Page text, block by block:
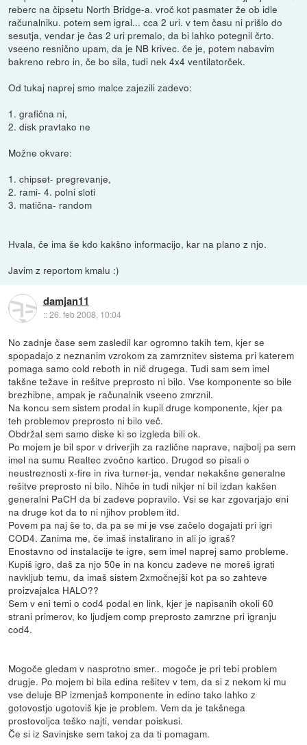
reberc na čipsetu North Bridge-a. vroč kot pasmater že ob idle
računalniku. potem sem igral... cca 2 uri. v tem času ni prišlo do
sesutja, vendar je čas 2 uri premalo, da bi lahko potegnil črto.
vseeno resnično upam, da je NB krivec. če je, potem nabavim
bakreno rebro in, če bo sila, tudi nek 4x4 ventilatorček.
Od tukaj naprej smo malce zajezili zadevo:
1. grafična ni,
2. disk pravtako ne
Možne okvare:
1. chipset- pregrevanje,
2. rami- 4. polni sloti
3. matična- random
Hvala, če ima še kdo kakšno informacijo, kar na plano z njo.
Javim z reportom kmalu :)
damjan11
::26. feb 2008, 10:04
No zadnje čase sem zasledil kar ogromno takih tem, kjer se
spopadajo z neznanim vzrokom za zamrznitev sistema pri katerem
pomaga samo cold reboth in nič drugega. Tudi sam sem imel
takšne težave in rešitve preprosto ni bilo. Vse komponente so bile
brezhibne, ampak je računalnik vseeno zmrznil.
Na koncu sem sistem prodal in kupil druge komponente, kjer pa
teh problemov preprosto ni bilo več.
Obdržal sem samo diske ki so izgleda bili ok.
Po mojem je bil spor v driverjih za različne naprave, najbolj pa sem
imel na sumu Realtec zvočno kartico. Drugod so pisali o
neustreznosti x-fire in riva turner-ja, vendar nekakšne generalne
rešitve preprosto ni bilo. Nihče in tudi nikjer ni bil izdan kakšen
generalni PaCH da bi zadeve popravilo. Vsi se kar zgovarjajo eni
na druge kot da to ni njihov problem itd.
Povem pa naj še to, da pa se mi je vse začelo dogajati pri igri
COD4. Zanima me, če imaš instalirano in ali jo igraš?
Enostavno od instalacije te igre, sem imel naprej samo probleme.
Kupiš igro, daš za njo 50e in na koncu zadeve ne moreš igrati
navkljub temu, da imaš sistem 2xmočnejši kot pa so zahteve
proizvajalca HALO??
Sem v eni temi o cod4 podal en link, kjer je napisanih okoli 60
strani primerov, ko ljudjem comp preprosto zamrzne pri igranju
cod4.
Mogoče gledam v nasprotno smer.. mogoče je pri tebi problem
drugje. Po mojem bi bila edina rešitev v tem, da si z nekom ki mu
vse deluje BP izmenjaš komponente in edino tako lahko z
gotovostjo ugotoviš kje je problem. Vem da je takšnega
prostovoljca teško najti, vendar poiskusi.
Če si iz Savinjske sem takoj za da ti pomagam.